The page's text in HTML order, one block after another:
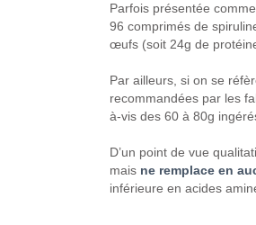
Parfois présentée
96 comprimés de
œufs (soit 24g de
Par ailleurs, si on se
recommandées par les
à-vis des 60 à 80g
D’un point de vue
mais ne remplace en
inférieure en acides